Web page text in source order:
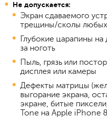
Не допускается:
Экран сдаваемого
трещины/сколы
Глубокие царапины
за ноготь
Пыль, грязь или
дисплея или камеры
Дефекты матрицы
выгорание экрана,
экране, битые
Tone на Apple iPhone